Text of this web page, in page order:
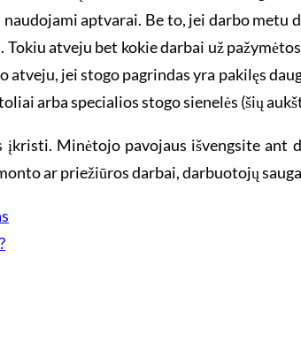
aptvarai. Be to, jei darbo
atveju bet kokie darbai už
jei stogo pagrindas yra pakilęs
arba specialios stogo sienelės (šių
Minėtojo pavojaus išvengsite ant
ar priežiūros darbai, darbuotojų